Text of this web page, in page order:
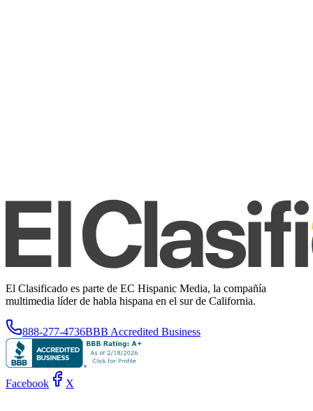
El Clasificado es parte de EC Hispanic Media, la compañía
multimedia líder de habla hispana en el sur de California.
888-277-4736BBB Accredited Business
Facebook X